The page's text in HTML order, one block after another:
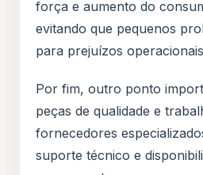
força e aumento do
evitando que pequenos
para prejuízos
Por fim, outro ponto
peças de qualidade e
fornecedores
suporte técnico e